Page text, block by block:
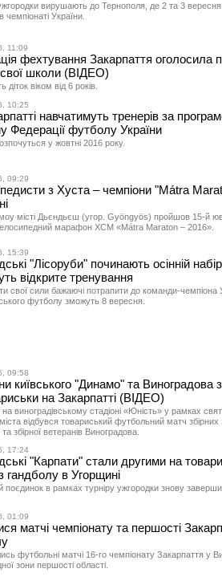
вирушають до Тернополя, де 2 та 3
чемпіонаті України.
11:09
фехтування Закарпаття оголосила
свої школи (ВІДЕО)
віком від 6 років.
10:25
навчатимуть тренерів за
Федерації футболу України
у жовтні 2016 року.
09:29
з Хуста – чемпіони "Mátra
місті Дьєндьєш (угор. Gyöngyös) пройшов 15-й
марафон XCM «Mátra Maraton – 2016».
15:39
"Лісоруби" починають осінній
відкрите тренування
свої сили бажаючі потрапити до команди-чемпіона
футболу зможуть 8 вересня.
09:58
київського "Динамо" та Виноградова
на Закарпатті (ВІДЕО)
виноградівському стадіоні «Юність» у рамках
відбувся товариський футбольний матч збірних
збірної ветеранів Виноградова.
17:24
"Карпати" стали другими на
з гандболу в Угорщині
поєдинок в рамках турніру ужгородки знову
01:09
матчі чемпіонату та першості
футбольні матчі 16-го чемпіонату Закарпаття у
зони першості області.